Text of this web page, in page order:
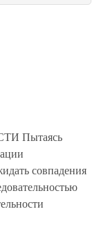
Пытаясь
совпадения